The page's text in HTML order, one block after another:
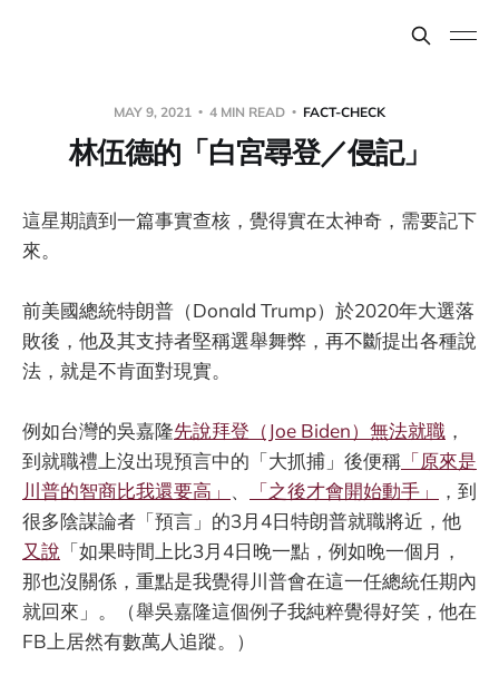
MAY 9, 2021 4 MIN READ FACT-CHECK
林伍德的「白宮尋登／侵記」
這星期讀到一篇事實查核，覺得實在太神奇，需要記下
來。
前美國總統特朗普（Donald Trump）於2020年大選落
敗後，他及其支持者堅稱選舉舞弊，再不斷提出各種說
法，就是不肯面對現實。
例如台灣的吳嘉隆先說拜登（Joe Biden）無法就職 ，
到就職禮上沒出現預言中的「大抓捕」後便稱 「原來是
川普的智商比我還要高」 、 「之後才會開始動手」
，到
很多陰謀論者「預言」的3月4日特朗普就職將近，他
又說 「如果時間上比3月4日晚一點，例如晚一個月，
那也沒關係，重點是我覺得川普會在這一任總統任期內
就回來」。（舉吳嘉隆這個例子我純粹覺得好笑，他在
FB上居然有數萬人追蹤。）